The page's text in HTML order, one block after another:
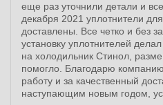
еще раз уточнили детали и
декабря 2021 уплотнители
доставлены. Все четко и без
установку уплотнителей
на холодильник Стинол,
помогло. Благодарю
работу и за качественный
наступающим новым годом,